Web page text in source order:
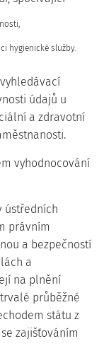
hygienické služby.
údajů u
a zdravotní
vyhodnocování
ústředních
právním
a bezpečností
a
na plnění
průběžné
státu z
zajišťováním